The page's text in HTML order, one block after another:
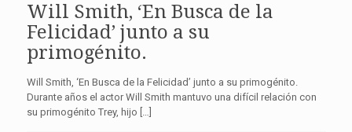
Will Smith, ‘En Busca de la
Felicidad’ junto a su
primogénito.
Will Smith, ‘En Busca de la Felicidad’ junto a su primogénito.
Durante años el actor Will Smith mantuvo una difícil relación con
su primogénito Trey, hijo […]